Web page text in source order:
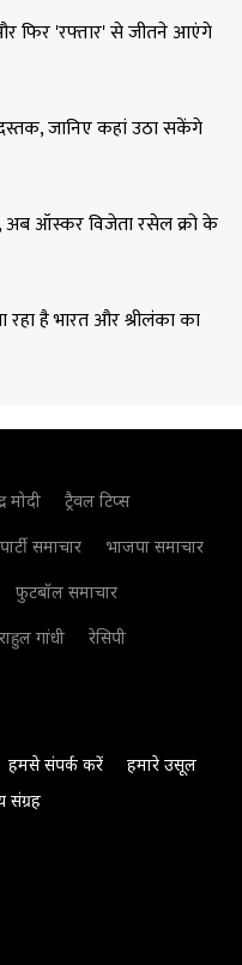
और फिर 'रफ्तार' से जीतने आएंगे
जानिए कहां उठा सकेंगे
अब ऑस्कर विजेता रसेल क्रो के
है भारत और श्रीलंका का
मोदी
ट्रैवल टिप्स
समाचार
भाजपा समाचार
फुटबॉल समाचार
राहुल गांधी
रेसिपी
हमसे संपर्क करें
हमारे उसूल
संग्रह